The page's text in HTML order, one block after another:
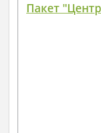
Пакет